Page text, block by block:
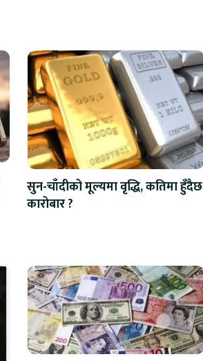
सुन-चाँदीको मूल्यमा वृद्धि, कतिमा हुँदैछ
कारोबार ?